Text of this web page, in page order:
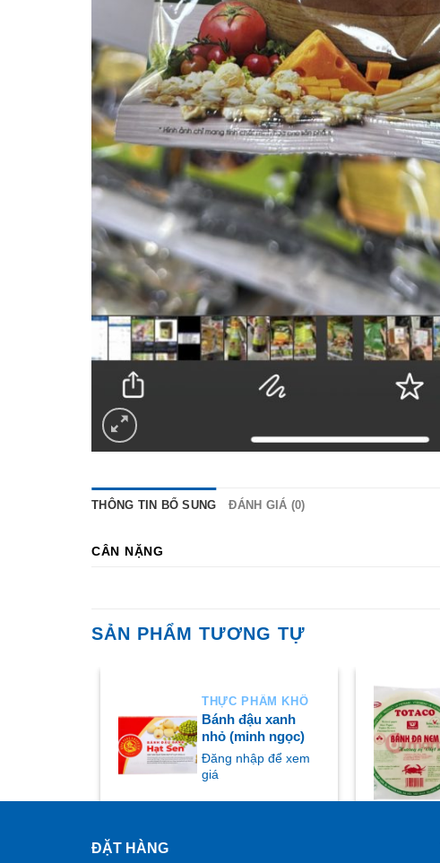
THÔNG TIN BỔ SUNG ĐÁNH GIÁ (0)
CÂN NẶNG
SẢN PHẨM TƯƠNG TỰ
THỰC PHẨM KHÔ
Bánh đậu xanh
nhỏ (minh ngọc)
Đăng nhập để xem
giá
ĐẶT HÀNG